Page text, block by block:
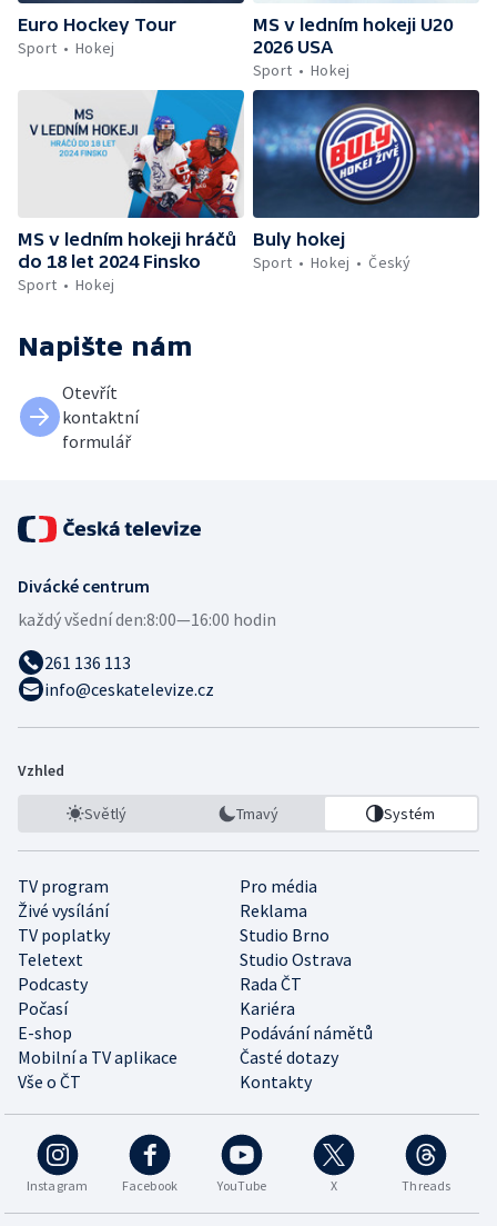
Euro Hockey Tour
Sport
Hokej
MS v ledním hokeji U20
2026 USA
Sport
Hokej
MS v ledním hokeji hráčů
do 18 let 2024 Finsko
Sport
Hokej
Buly hokej
Sport
Hokej Český
Napište nám
Otevřít
kontaktní
formulář
Divácké centrum
každý všední den:8:00—16:00 hodin
261 136 113
info@ceskatelevize.cz
Vzhled
Světlý Tmavý Systém
TV program
Pro média
Živé vysílání
Reklama
TV poplatky
Studio Brno
Teletext
Studio Ostrava
Podcasty
Rada ČT
Počasí
Kariéra
E-shop
Podávání námětů
Mobilní a TV aplikace
Časté dotazy
Vše o ČT
Kontakty
Instagram Facebook YouTube X Threads